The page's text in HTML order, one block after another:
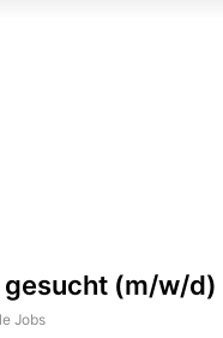
(m/w/d)
Jobs